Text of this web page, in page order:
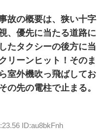
故の概要は、狭い十字
、優先に当たる道路に
たタクシーの後方に当
リーンヒット！そのま
室外機吹っ飛ばしてお
の先の電柱で止まる。
ID:au8bkFnh